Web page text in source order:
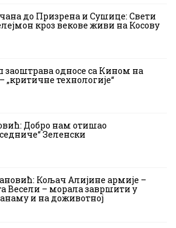
до Призрена и Сушице: Свети
кроз векове живи на Косову
заоштрава односе са Кином на
„критичне технологије“
Добро нам отишао
Зеленски
Кољач Алијине армије –
Весели – морала завршити у
и на доживотној